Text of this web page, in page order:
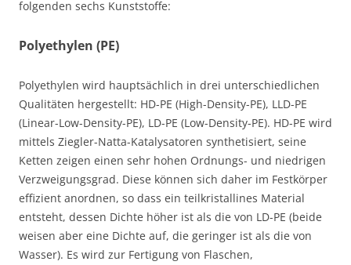
folgenden sechs Kunststoffe:
Polyethylen (PE)
Polyethylen wird hauptsächlich in drei unterschiedlichen
Qualitäten hergestellt: HD-PE (High-Density-PE), LLD-PE
(Linear-Low-Density-PE), LD-PE (Low-Density-PE). HD-PE wird
mittels Ziegler-Natta-Katalysatoren synthetisiert, seine
Ketten zeigen einen sehr hohen Ordnungs- und niedrigen
Verzweigungsgrad. Diese können sich daher im Festkörper
effizient anordnen, so dass ein teilkristallines Material
entsteht, dessen Dichte höher ist als die von LD-PE (beide
weisen aber eine Dichte auf, die geringer ist als die von
Wasser). Es wird zur Fertigung von Flaschen,